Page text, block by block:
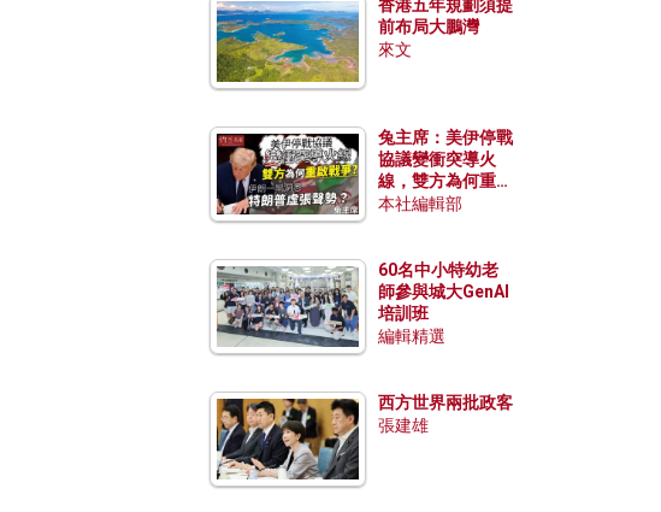
香港五年規劃須提
前布局大鵬灣
來文
兔主席：美伊停戰
協議變衝突導火
線，雙方為何重啟
戰爭？伊朗一早洞
本社編輯部
60名中小特幼老
師參與城大GenAI
培訓班
編輯精選
西方世界兩批政客
張建雄